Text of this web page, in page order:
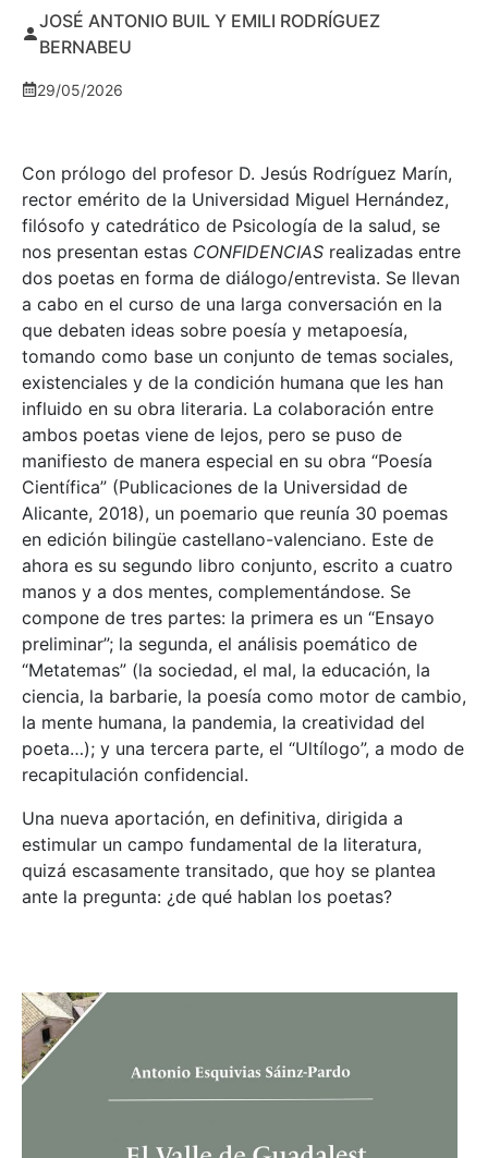
JOSÉ ANTONIO BUIL Y EMILI RODRÍGUEZ
BERNABEU
29/05/2026
Con prólogo del profesor D. Jesús Rodríguez Marín,
rector emérito de la Universidad Miguel Hernández,
filósofo y catedrático de Psicología de la salud, se
nos presentan estas CONFIDENCIAS realizadas entre
dos poetas en forma de diálogo/entrevista. Se llevan
a cabo en el curso de una larga conversación en la
que debaten ideas sobre poesía y metapoesía,
tomando como base un conjunto de temas sociales,
existenciales y de la condición humana que les han
influido en su obra literaria. La colaboración entre
ambos poetas viene de lejos, pero se puso de
manifiesto de manera especial en su obra “Poesía
Científica” (Publicaciones de la Universidad de
Alicante, 2018), un poemario que reunía 30 poemas
en edición bilingüe castellano-valenciano. Este de
ahora es su segundo libro conjunto, escrito a cuatro
manos y a dos mentes, complementándose. Se
compone de tres partes: la primera es un “Ensayo
preliminar”; la segunda, el análisis poemático de
“Metatemas” (la sociedad, el mal, la educación, la
ciencia, la barbarie, la poesía como motor de cambio,
la mente humana, la pandemia, la creatividad del
poeta…); y una tercera parte, el “Ultílogo”, a modo de
recapitulación confidencial.
Una nueva aportación, en definitiva, dirigida a
estimular un campo fundamental de la literatura,
quizá escasamente transitado, que hoy se plantea
ante la pregunta: ¿de qué hablan los poetas?